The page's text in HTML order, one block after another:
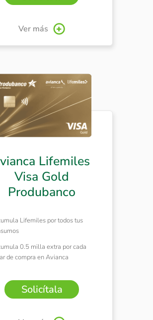
Ver más
Lifemiles
Visa Gold
Produbanco
Lifemiles por todos tus
0.5 milla extra por cada
de compra en Avianca
Solicítala